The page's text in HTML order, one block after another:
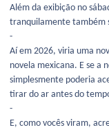
Além da exibição no
tranquilamente também
-
Aí em 2026, viria uma
novela mexicana. E se a
simplesmente poderia
tirar do ar antes do
-
E, como vocês viram,